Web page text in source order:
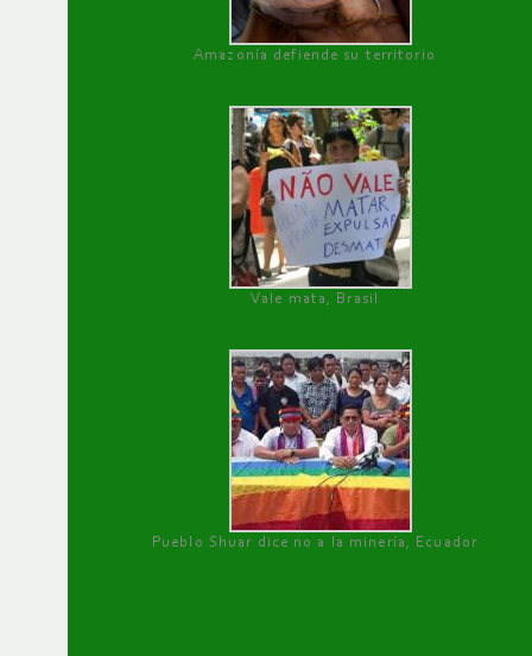
Amazonía defiende su territorio
Vale mata, Brasil
Pueblo Shuar dice no a la minería, Ecuador